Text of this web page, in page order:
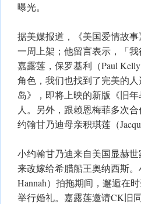
曝光。
据美媒报道，《美国爱情故
一周上架；他留言表示，「我
嘉露莲，保罗基利（Paul
角色，我们也找到了完美的
岛》，即将上映的新版《旧
人。另外，跟赖恩梅菲多次
约翰甘乃迪母亲积琪莲（
小约翰甘乃迪来自美国显赫
来改嫁给希腊船王奥纳西斯
Hannah）拍拖期间，邂逅在
举行婚礼。嘉露莲邀请CK旧